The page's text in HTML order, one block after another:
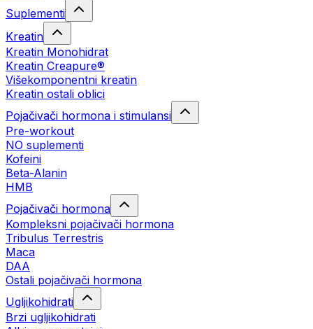
Suplementi
Kreatin
Kreatin Monohidrat
Kreatin Creapure®
Višekomponentni kreatin
Kreatin ostali oblici
Pojačivači hormona i stimulansi
Pre-workout
NO suplementi
Kofeini
Beta-Alanin
HMB
Pojačivači hormona
Kompleksni pojačivači hormona
Tribulus Terrestris
Maca
DAA
Ostali pojačivači hormona
Ugljikohidrati
Brzi ugljikohidrati